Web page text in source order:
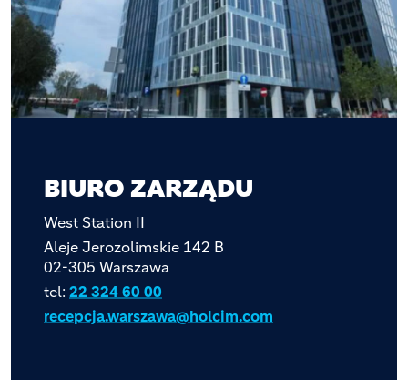
BIURO ZARZĄDU
West Station II
Aleje Jerozolimskie 142 B
02-305 Warszawa
tel: 22 324 60 00
recepcja.warszawa@holcim.com